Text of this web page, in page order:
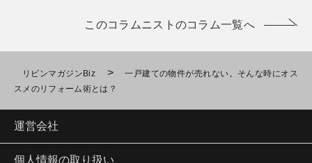
このコラムニストのコラム一覧へ
リビンマガジンBiz >
一戸建ての物件が売れない。そんな時にオス
スメのリフォーム術とは？
運営会社
個人情報の取り扱い